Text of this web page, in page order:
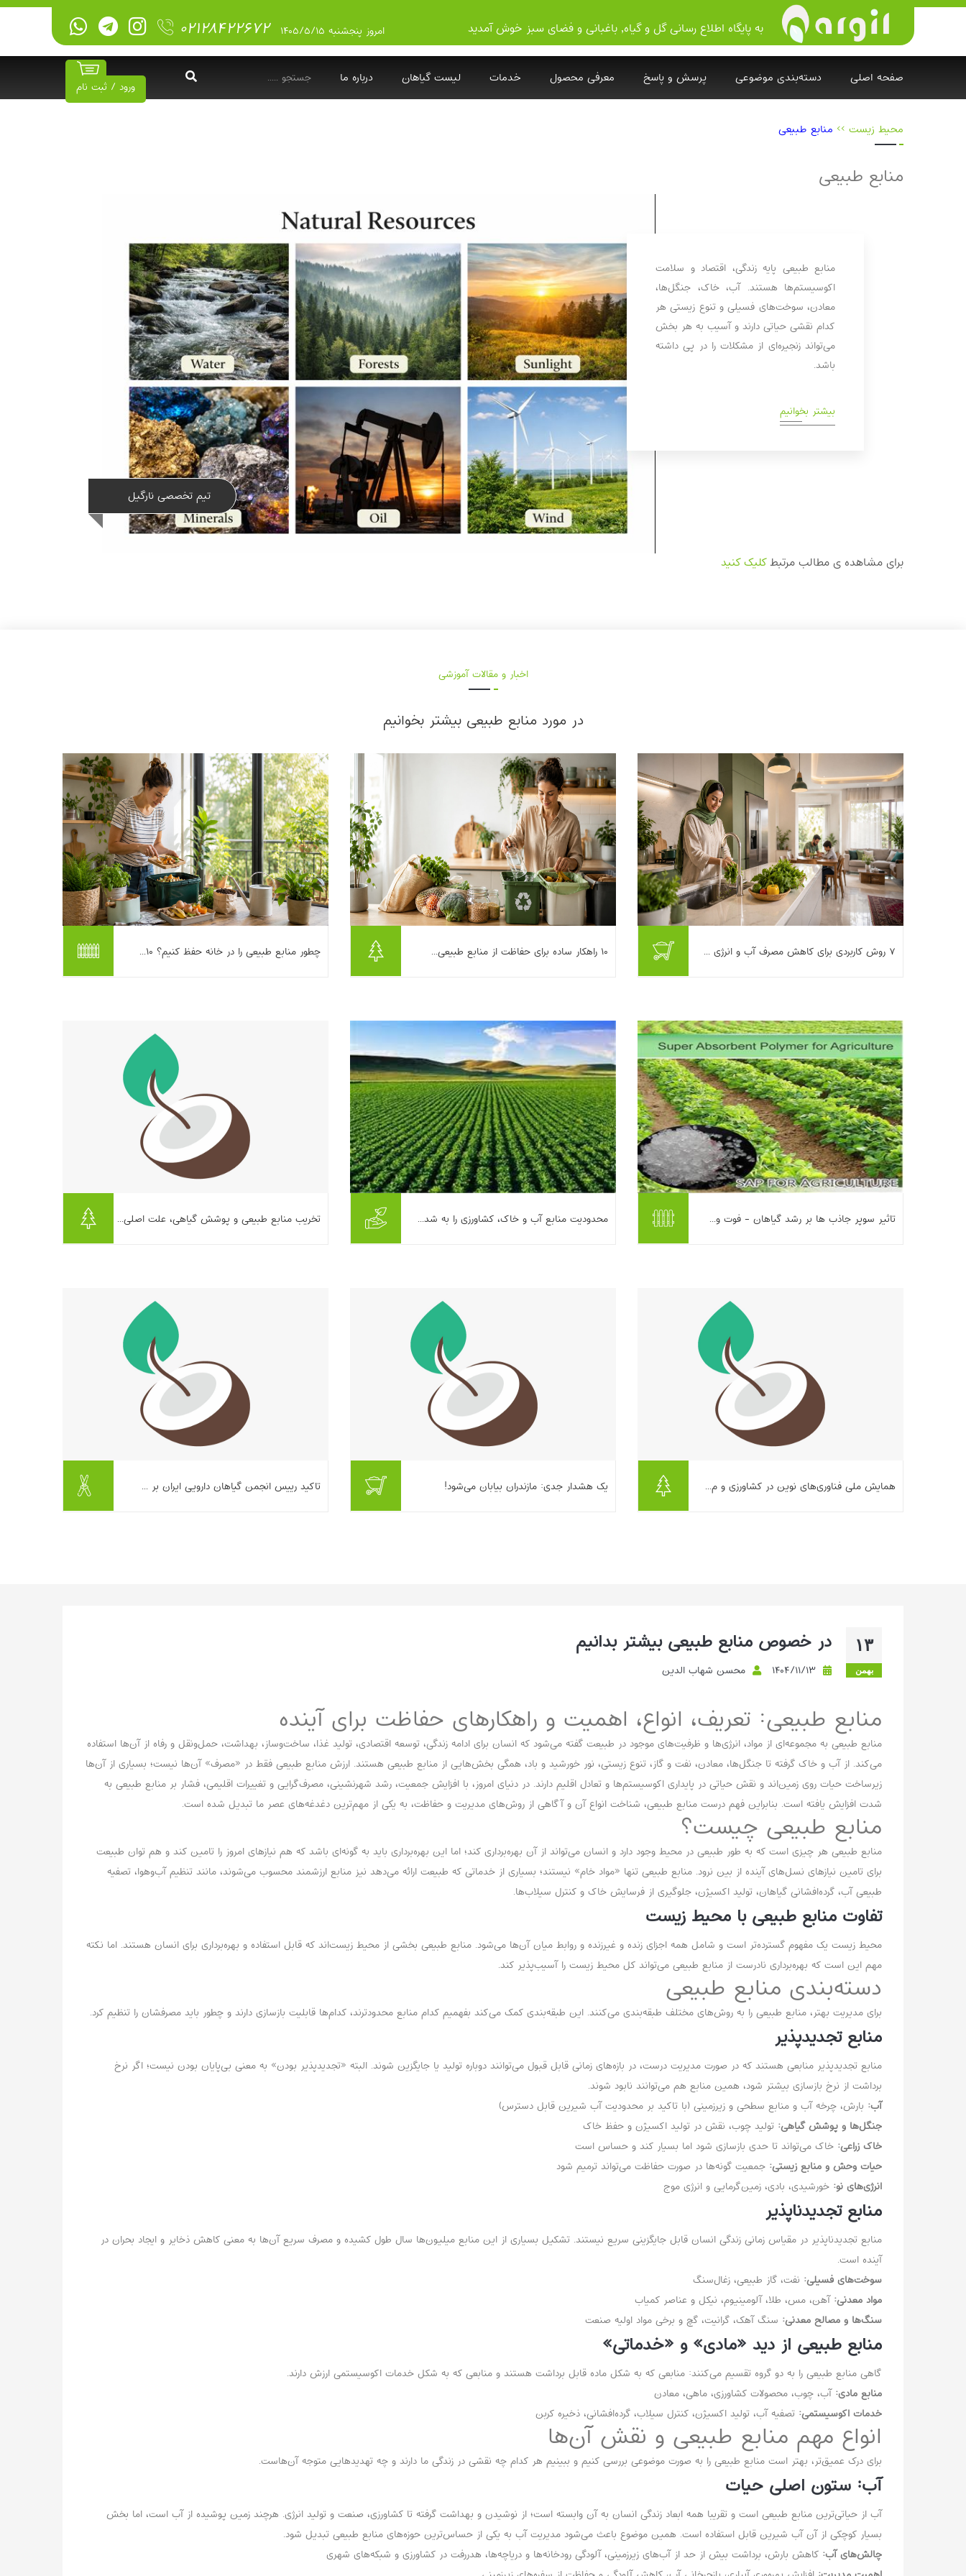
به پایگاه اطلاع رسانی گل و گیاه, باغبانی و فضای سبز خوش آمدید ۰۲۱۲۸۴۲۲۶۷۲ امروز پنجشنبه ۱۴۰۵/۵/۱۵
صفحه اصلی دسته‌بندی موضوعی پرسش و پاسخ معرفی محصول خدمات لیست گیاهان درباره ما
ورود / ثبت نام
محیط زیست >> منابع طبیعی
منابع طبیعی
تیم تخصصی نارگیل
منابع طبیعی پایه زندگی، اقتصاد و سلامت
اکوسیستم‌ها هستند. آب، خاک، جنگل‌ها،
معادن، سوخت‌های فسیلی و تنوع زیستی هر
کدام نقشی حیاتی دارند و آسیب به هر بخش
می‌تواند زنجیره‌ای از مشکلات را در پی داشته
باشد.
بیشتر بخوانیم
برای مشاهده ی مطالب مرتبطکلیک کنید
اخبار و مقالات آموزشی
در مورد منابع طبیعی بیشتر بخوانیم
اگر قبض‌های آب، برق و گاز هر ماه بیشتر از ماه
قبل شما را غافلگیر می‌کند، تنها نیستید. با گرم‌تر
شدن تابستان‌ها، تغییر الگوی بارش و بالا رفتن
بیشتر بخوانیم ...
۷ روش کاربردی برای کاهش مصرف آب و انرژی ...
می‌زنیم، خیلی‌ها یاد پروژه‌های بزرگ دولتی یا
تصمیم‌های کلان می‌افتند. اما واقعیت این است
بیشتر بخوانیم ...
۱۰ راهکار ساده برای حفاظت از منابع طبیعی...
خیلی‌ها تصور می‌کنند کارهای بزرگ و پیچیده لازم
است؛ اما واقعیت این است که بخش مهمی از
چطور منابع طبیعی را در خانه حفظ کنیم؟ ۱۰...
بهینه‌سازی مصرف آب و بهبود رشد گیاهان در
اقلیم خشک و نیمه‌خشک ایران می‌پردازد. سوپر
تاثیر سوپر جاذب ها بر رشد گیاهان - فوت و... محدودیت منابع آب و خاک، کشاورزی را به شد... تخریب منابع طبیعی و پوشش گیاهی، علت اصلی...
همایش ملی فناوری‌های نوین در کشاورزی و م... یک هشدار جدی: مازندران بیابان می‌شود! تاکید رییس انجمن گیاهان دارویی ایران بر ...
۱۳
بهمن
در خصوص منابع طبیعی بیشتر بدانیم
۱۴۰۴/۱۱/۱۳ محسن شهاب الدین
منابع طبیعی: تعریف، انواع، اهمیت و راهکارهای حفاظت برای آینده
منابع طبیعی به مجموعه‌ای از مواد، انرژی‌ها و ظرفیت‌های موجود در طبیعت گفته می‌شود که انسان برای ادامه زندگی، توسعه اقتصادی، تولید غذا، ساخت‌وساز، بهداشت، حمل‌ونقل و رفاه از آن‌ها استفاده
می‌کند. از آب و خاک گرفته تا جنگل‌ها، معادن، نفت و گاز، تنوع زیستی، نور خورشید و باد، همگی بخش‌هایی از منابع طبیعی هستند. ارزش منابع طبیعی فقط در «مصرف» آن‌ها نیست؛ بسیاری از آن‌ها
زیرساخت حیات روی زمین‌اند و نقش حیاتی در پایداری اکوسیستم‌ها و تعادل اقلیم دارند. در دنیای امروز، با افزایش جمعیت، رشد شهرنشینی، مصرف‌گرایی و تغییرات اقلیمی، فشار بر منابع طبیعی به
شدت افزایش یافته است. بنابراین فهم درست منابع طبیعی، شناخت انواع آن و آگاهی از روش‌های مدیریت و حفاظت، به یکی از مهم‌ترین دغدغه‌های عصر ما تبدیل شده است.
منابع طبیعی چیست؟
منابع طبیعی هر چیزی است که به طور طبیعی در محیط وجود دارد و انسان می‌تواند از آن بهره‌برداری کند؛ اما این بهره‌برداری باید به گونه‌ای باشد که هم نیازهای امروز را تامین کند و هم توان طبیعت
برای تامین نیازهای نسل‌های آینده از بین نرود. منابع طبیعی تنها «مواد خام» نیستند؛ بسیاری از خدماتی که طبیعت ارائه می‌دهد نیز منابع ارزشمند محسوب می‌شوند، مانند تنظیم آب‌وهوا، تصفیه
طبیعی آب، گرده‌افشانی گیاهان، تولید اکسیژن، جلوگیری از فرسایش خاک و کنترل سیلاب‌ها.
تفاوت منابع طبیعی با محیط زیست
محیط زیست یک مفهوم گسترده‌تر است و شامل همه اجزای زنده و غیرزنده و روابط میان آن‌ها می‌شود. منابع طبیعی بخشی از محیط زیست‌اند که قابل استفاده و بهره‌برداری برای انسان هستند. اما نکته
مهم این است که بهره‌برداری نادرست از منابع طبیعی می‌تواند کل محیط زیست را آسیب‌پذیر کند.
دسته‌بندی منابع طبیعی
برای مدیریت بهتر، منابع طبیعی را به روش‌های مختلف طبقه‌بندی می‌کنند. این طبقه‌بندی کمک می‌کند بفهمیم کدام منابع محدودترند، کدام‌ها قابلیت بازسازی دارند و چطور باید مصرفشان را تنظیم کرد.
منابع تجدیدپذیر
منابع تجدیدپذیر منابعی هستند که در صورت مدیریت درست، در بازه‌های زمانی قابل قبول می‌توانند دوباره تولید یا جایگزین شوند. البته «تجدیدپذیر بودن» به معنی بی‌پایان بودن نیست؛ اگر نرخ
برداشت از نرخ بازسازی بیشتر شود، همین منابع هم می‌توانند نابود شوند.
آب: بارش، چرخه آب و منابع سطحی و زیرزمینی (با تاکید بر محدودیت آب شیرین قابل دسترس)
جنگل‌ها و پوشش گیاهی: تولید چوب، نقش در تولید اکسیژن و حفظ خاک
خاک زراعی: خاک می‌تواند تا حدی بازسازی شود اما بسیار کند و حساس است
حیات وحش و منابع زیستی: جمعیت گونه‌ها در صورت حفاظت می‌تواند ترمیم شود
انرژی‌های نو: خورشیدی، بادی، زمین‌گرمایی و انرژی موج
منابع تجدیدناپذیر
منابع تجدیدناپذیر در مقیاس زمانی زندگی انسان قابل جایگزینی سریع نیستند. تشکیل بسیاری از این منابع میلیون‌ها سال طول کشیده و مصرف سریع آن‌ها به معنی کاهش ذخایر و ایجاد بحران در
آینده است.
سوخت‌های فسیلی: نفت، گاز طبیعی، زغال‌سنگ
مواد معدنی: آهن، مس، طلا، آلومینیوم، نیکل و عناصر کمیاب
سنگ‌ها و مصالح معدنی: سنگ آهک، گرانیت، گچ و برخی مواد اولیه صنعت
منابع طبیعی از دید «مادی» و «خدماتی»
گاهی منابع طبیعی را به دو گروه تقسیم می‌کنند: منابعی که به شکل ماده قابل برداشت هستند و منابعی که به شکل خدمات اکوسیستمی ارزش دارند.
منابع مادی: آب، چوب، محصولات کشاورزی، ماهی، معادن
خدمات اکوسیستمی: تصفیه آب، تولید اکسیژن، کنترل سیلاب، گرده‌افشانی، ذخیره کربن
انواع مهم منابع طبیعی و نقش آن‌ها
برای درک عمیق‌تر، بهتر است منابع طبیعی را به صورت موضوعی بررسی کنیم و ببینیم هر کدام چه نقشی در زندگی ما دارند و چه تهدیدهایی متوجه آن‌هاست.
آب: ستون اصلی حیات
آب از حیاتی‌ترین منابع طبیعی است و تقریبا همه ابعاد زندگی انسان به آن وابسته است؛ از نوشیدن و بهداشت گرفته تا کشاورزی، صنعت و تولید انرژی. هرچند زمین پوشیده از آب است، اما بخش
بسیار کوچکی از آن آب شیرین قابل استفاده است. همین موضوع باعث می‌شود مدیریت آب به یکی از حساس‌ترین حوزه‌های منابع طبیعی تبدیل شود.
چالش‌های آب: کاهش بارش، برداشت بیش از حد از آب‌های زیرزمینی، آلودگی رودخانه‌ها و دریاچه‌ها، هدررفت در کشاورزی و شبکه‌های شهری